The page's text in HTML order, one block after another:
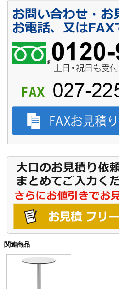
関連商品